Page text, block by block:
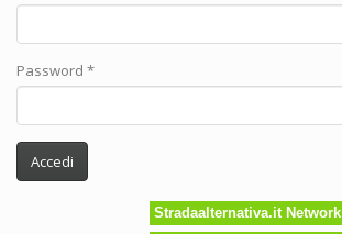
Password *
Accedi
Stradaalternativa.it Network